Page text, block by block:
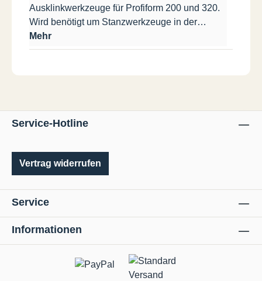
Ausklinkwerkzeuge für Profiform 200 und 320.
Wird benötigt um Stanzwerkzeuge in der…
Mehr
Service-Hotline
Vertrag widerrufen
Service
Informationen